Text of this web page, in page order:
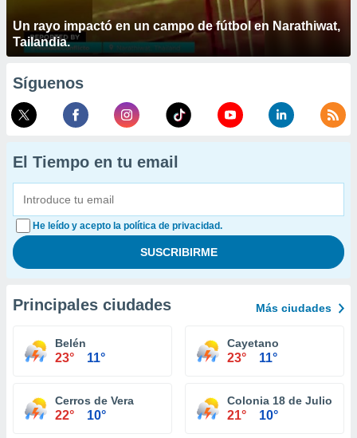
Un rayo impactó en un campo de fútbol en Narathiwat,
Tailandia.
Síguenos
El Tiempo en tu email
He leído y acepto la política de privacidad.
Principales ciudades Más ciudades
Belén
23° 11°
Cayetano
23° 11°
Cerros de Vera
22° 10°
Colonia 18 de Julio
21° 10°